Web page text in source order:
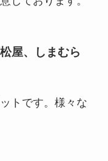
屋、しまむら
トです。様々な